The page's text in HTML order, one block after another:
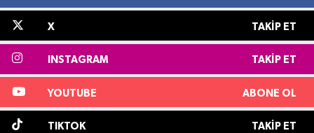
X TAKIP ET
INSTAGRAM TAKIP ET
YOUTUBE ABONE OL
TIKTOK TAKIP ET